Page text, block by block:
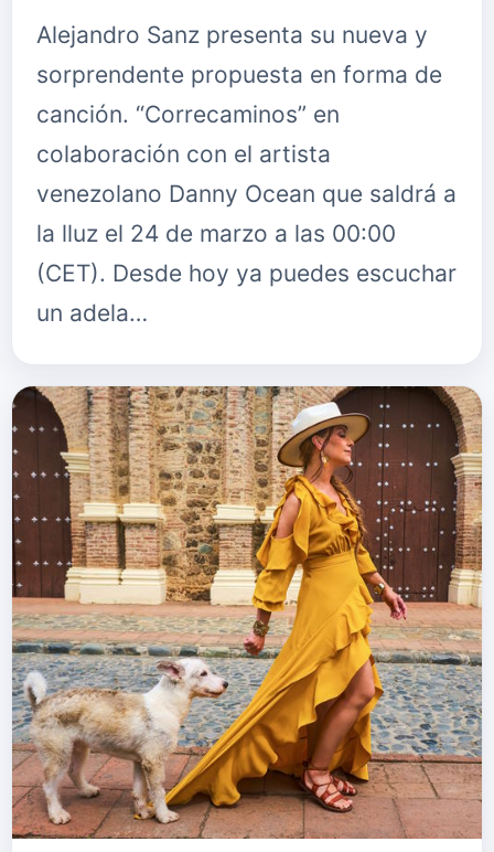
Alejandro Sanz presenta su nueva y
sorprendente propuesta en forma de
canción. “Correcaminos” en
colaboración con el artista
venezolano Danny Ocean que saldrá a
la lluz el 24 de marzo a las 00:00
(CET). Desde hoy ya puedes escuchar
un adela…